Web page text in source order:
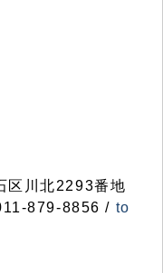
川北2293番地
879-8856 / to